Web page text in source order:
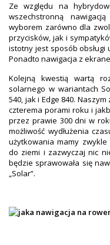
Ze względu na
wszechstronną
wyborem zarówno dla
przycisków, jak i
istotny jest sposób
Ponadto nawigacja z
Kolejną kwestią wartą
solarnego w wariantach
540, jak i Edge 840.
czterema porami roku i
przez prawie 300 dni w
możliwość wydłużenia
użytkowania mamy
do ziemi i zazwyczaj nic
będzie sprawowała się
„Solar”.